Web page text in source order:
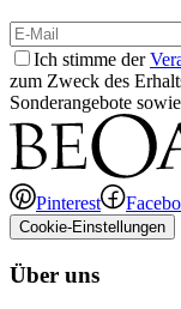
Ich stimme der
zum Zweck des
Sonderangebote
Pinterest
Cookie-Einstellungen
Über uns